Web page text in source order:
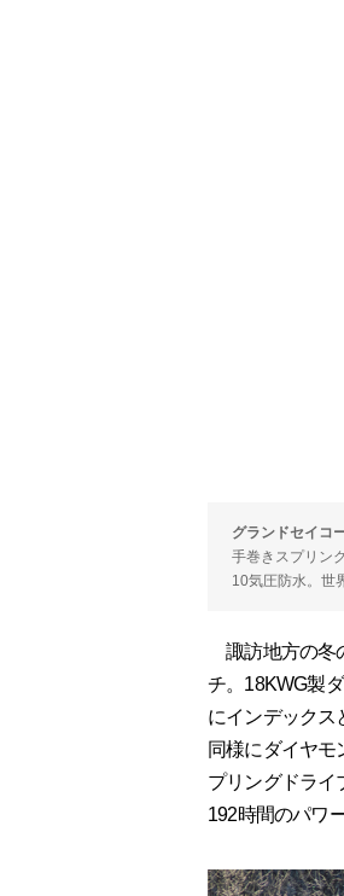
グランドセイコ
手巻きスプリン
10気圧防水。世
諏訪地方の冬
チ。18KWG製
にインデックス
同様にダイヤモ
プリングドライ
192時間のパワ